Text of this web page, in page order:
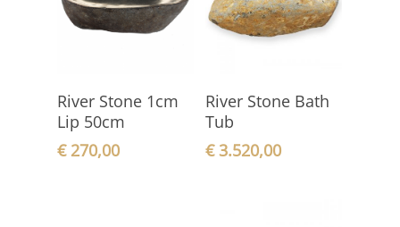
In den
Warenkorb
River Stone 1cm
Lip 50cm
€270,00
In den
River Stone Bath
Tub
€3.520,00